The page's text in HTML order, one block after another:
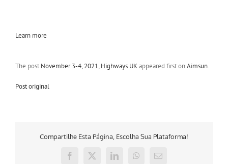
Learn more
The post November 3-4, 2021, Highways UKappeared first onAimsun.
Post original
Compartilhe Esta Página, Escolha Sua Plataforma!
Facebook
X LinkedInWhatsApp
E-